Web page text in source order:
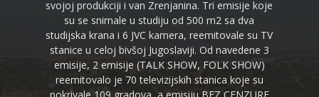
svojoj produkciji i van Zrenjanina. Tri emisije koje
su se snimale u studiju od 500 m2 sa dva
studijska krana i 6 JVC kamera, reemitovale su TV
stanice u celoj bivšoj Jugoslaviji. Od navedene 3
emisije, 2 emisije (TALK SHOW, FOLK SHOW)
reemitovalo je 70 televizijskih stanica koje su